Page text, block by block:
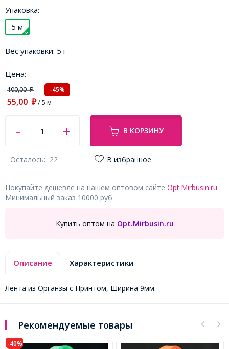
Упаковка:
5 м
Вес упаковки: 5 г
Цена:
100,00₽ -45%
55,00 ₽/ 5 м
В КОРЗИНУ
Осталось: 22 В избранное
Покупайте дешевле на нашем оптовом сайте Opt.Mirbusin.ru
Минимальный заказ 10000 руб.
Купить оптом на Opt.Mirbusin.ru
Описание Характеристики
Лента из Органзы с Принтом, Ширина 9мм.
Рекомендуемые товары
-45%